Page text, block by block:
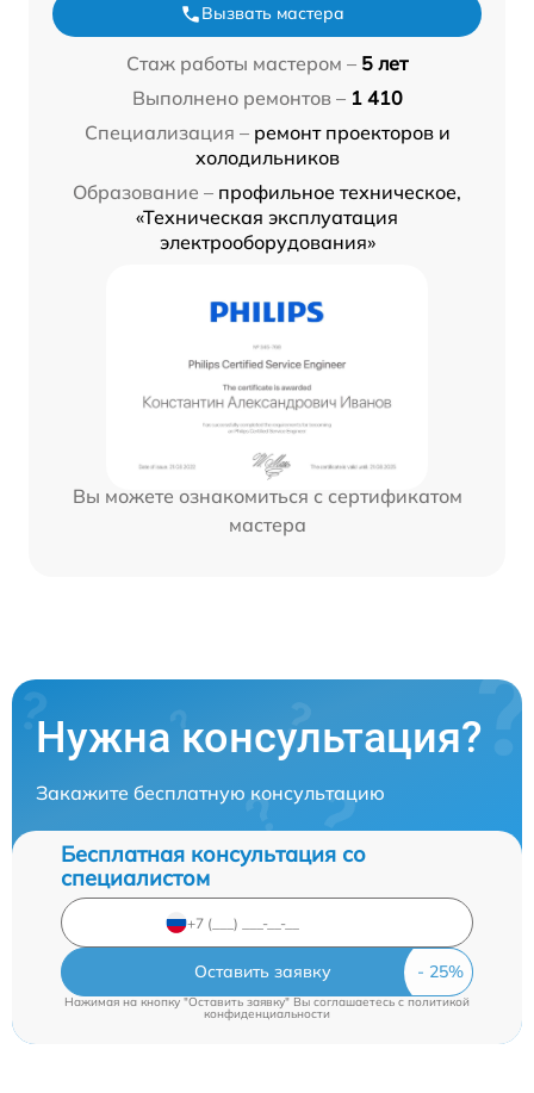
Вызвать мастера
Стаж работы мастером – 5 лет
Выполнено ремонтов – 1 410
Специализация – ремонт проекторов и
холодильников
Образование – профильное техническое,
«Техническая эксплуатация
электрооборудования»
Вы можете ознакомиться с сертификатом
мастера
Нужна консультация?
Закажите бесплатную консультацию
Бесплатная консультация со
специалистом
Оставить заявку
Нажимая на кнопку "Оставить заявку" Вы соглашаетесь cполитикой
конфиденциальности